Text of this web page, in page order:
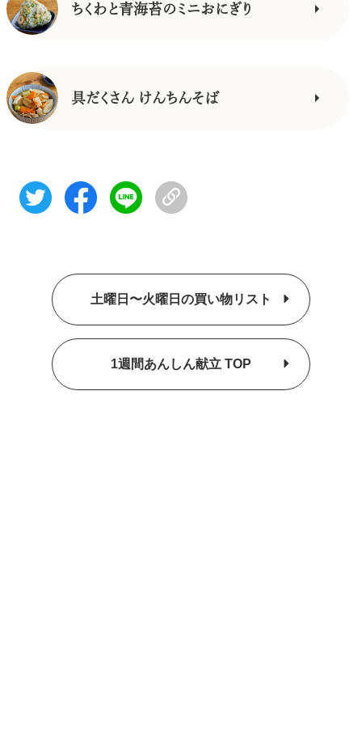
ちくわと青海苔のミニおにぎり
具だくさん けんちんそば
土曜日〜火曜日の買い物リスト
1週間あんしん献立 TOP